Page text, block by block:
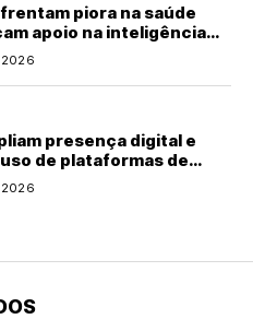
piora na saúde
apoio na inteligência
2026
presença digital e
de plataformas de
2026